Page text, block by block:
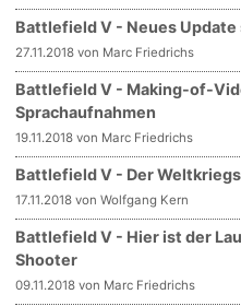
Battlefield V - Neues
27.11.2018 von Marc Friedrichs
Battlefield V - Making-of-
Sprachaufnahmen
19.11.2018 von Marc Friedrichs
Battlefield V - Der
17.11.2018 von Wolfgang Kern
Battlefield V - Hier ist der
Shooter
09.11.2018 von Marc Friedrichs